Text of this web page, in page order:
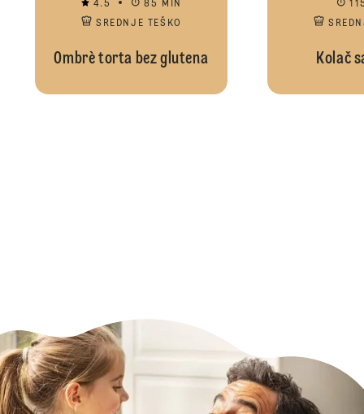
4.5
85 MIN
SREDNJE TEŠKO
Ombrè torta bez glutena Kolač